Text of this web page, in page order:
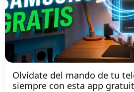
Olvídate del mando de tu
siempre con esta app